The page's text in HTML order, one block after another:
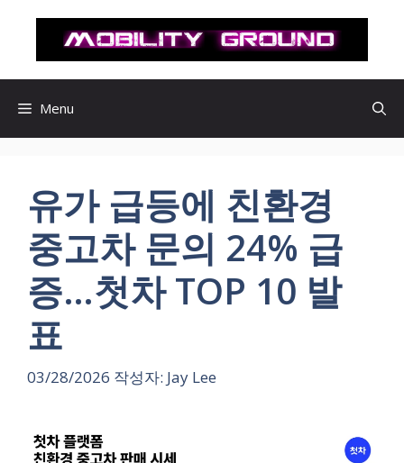
로
Menu
유가 급등에 친환경
중고차 문의 24% 급
증…첫차 TOP 10 발
표
03/28/2026 작성자: Jay Lee